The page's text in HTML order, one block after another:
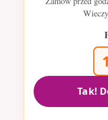
Tak!